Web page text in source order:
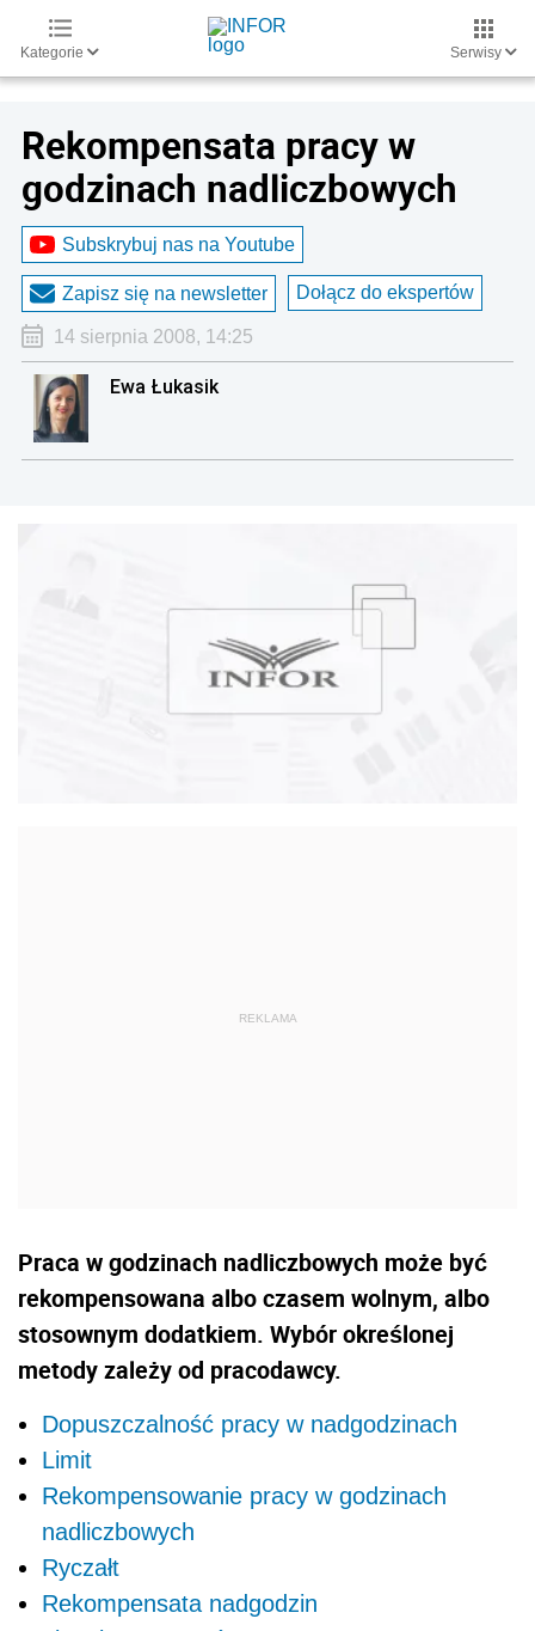
Kategorie Serwisy
Rekompensata pracy w
godzinach nadliczbowych
Subskrybuj nas na Youtube
Zapisz się na newsletter Dołącz do ekspertów
14 sierpnia 2008, 14:25
Ewa Łukasik
Praca w godzinach nadliczbowych może być
rekompensowana albo czasem wolnym, albo
stosownym dodatkiem. Wybór określonej
metody zależy od pracodawcy.
Dopuszczalność pracy w nadgodzinach
Limit
Rekompensowanie pracy w godzinach
nadliczbowych
Ryczałt
Rekompensata nadgodzin